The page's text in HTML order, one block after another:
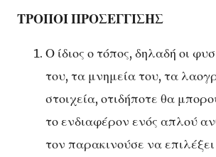
ΤΡΟΠΟΙ ΠΡΟΣΕΓΓΙΣΗΣ
Ο ίδιος ο τόπος, δηλαδή οι
του, τα μνημεία του, τα
στοιχεία, οτιδήποτε θα
το ενδιαφέρον ενός απλού
τον παρακινούσε να